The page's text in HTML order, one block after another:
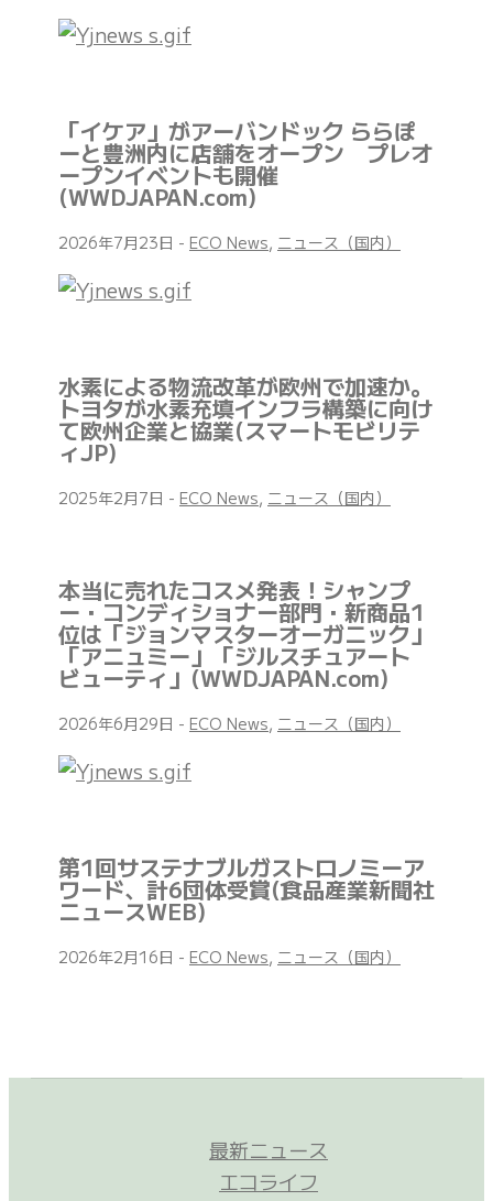
「イケア」がアーバンドック ららぽ
ーと豊洲内に店舗をオープン プレオ
ープンイベントも開催
(WWDJAPAN.com)
2026年7月23日 - ECO News, ニュース（国内）
水素による物流改革が欧州で加速か。
トヨタが水素充填インフラ構築に向け
て欧州企業と協業(スマートモビリテ
ィJP)
2025年2月7日 - ECO News, ニュース（国内）
本当に売れたコスメ発表！シャンプ
ー・コンディショナー部門・新商品1
位は「ジョンマスターオーガニック」
「アニュミー」「ジルスチュアート
ビューティ」(WWDJAPAN.com)
2026年6月29日 - ECO News, ニュース（国内）
第1回サステナブルガストロノミーア
ワード、計6団体受賞(食品産業新聞社
ニュースWEB)
2026年2月16日 - ECO News, ニュース（国内）
最新ニュース
エコライフ